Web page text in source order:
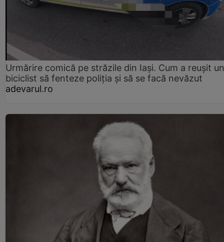
Urmărire comică pe străzile din Iași. Cum a reușit un
biciclist să fenteze poliția și să se facă nevăzut
adevarul.ro